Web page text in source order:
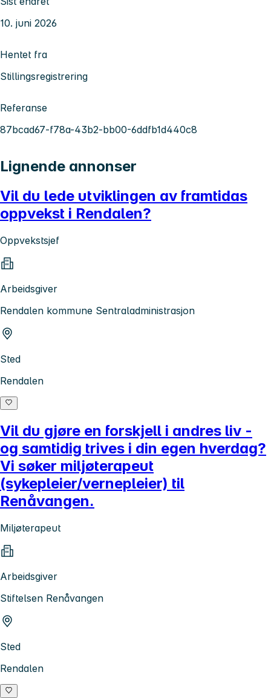
10. juni 2026
Hentet fra
Stillingsregistrering
Referanse
87bcad67-f78a-43b2-bb00-6ddfb1d440c8
Lignende annonser
Vil du lede utviklingen av framtidas
oppvekst i Rendalen?
Oppvekstsjef
Arbeidsgiver
Rendalen kommune Sentraladministrasjon
Sted
Rendalen
Vil du gjøre en forskjell i andres liv -
og samtidig trives i din egen hverdag?
Vi søker miljøterapeut
(sykepleier/vernepleier) til
Renåvangen.
Miljøterapeut
Arbeidsgiver
Stiftelsen Renåvangen
Sted
Rendalen